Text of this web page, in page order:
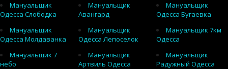
Мануальщик
Одесса Слободка
Мануальщик
Авангард
Мануальщик
Одесса Бугаевка
Мануальщик
Одесса Молдаванка
Мануальщик
Одесса Лепоселок
Мануальщик 7км
Одесса
Мануальщик 7
небо
Мануальщик
Артвиль Одесса
Мануальщик
Радужный Одесса